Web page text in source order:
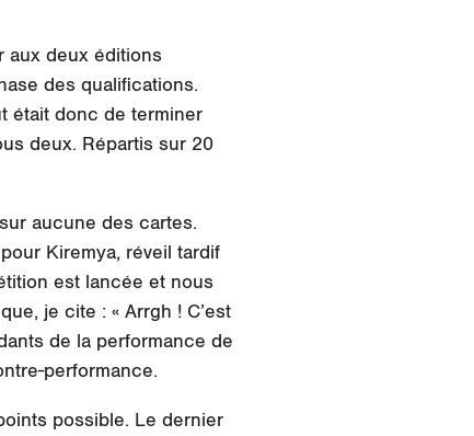
aux deux éditions
des qualifications.
était donc de terminer
deux. Répartis sur 20
aucune des cartes.
Kiremya, réveil tardif
est lancée et nous
je cite : « Arrgh ! C’est
de la performance de
performance.
possible. Le dernier